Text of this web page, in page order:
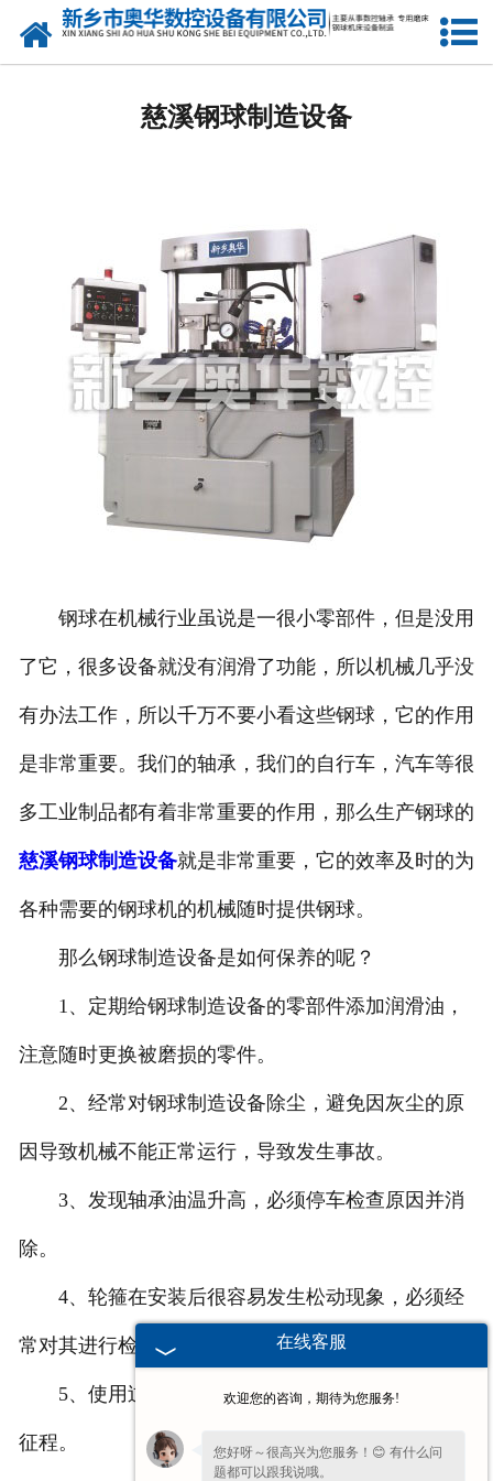
网站首页
慈溪钢球光球机
慈溪立式车床
慈溪3M7770A机床
慈溪镗孔机
慈溪钢球制造设备
钢球在机械行业虽说是一很小零部件，但是没用
了它，很多设备就没有润滑了功能，所以机械几乎没
有办法工作，所以千万不要小看这些钢球，它的作用
是非常重要。我们的轴承，我们的自行车，汽车等很
多工业制品都有着非常重要的作用，那么生产钢球的
慈溪钢球制造设备就是非常重要，它的效率及时的为
各种需要的钢球机的机械随时提供钢球。
那么钢球制造设备是如何保养的呢？
1、定期给钢球制造设备的零部件添加润滑油，
注意随时更换被磨损的零件。
2、经常对钢球制造设备除尘，避免因灰尘的原
因导致机械不能正常运行，导致发生事故。
3、发现轴承油温升高，必须停车检查原因并消
除。
4、轮箍在安装后很容易发生松动现象，必须经
常对其进行检查。
5、使用过程中必须注意钢球机的工作状态是否
征程。
在线客服
欢迎您的咨询，期待为您服务!
您好呀～很高兴为您服务！😊 有什么问
题都可以跟我说哦。